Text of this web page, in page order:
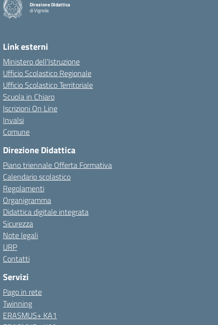
Direzione Didattica
di Vignola
Link esterni
Ministero dell'Istruzione
Ufficio Scolastico Regionale
Ufficio Scolastico Territoriale
Scuola in Chiaro
Iscrizioni On Line
Invalsi
Comune
Direzione Didattica
Piano triennale Offerta Formativa
Calendario scolastico
Regolamenti
Organigramma
Didattica digitale integrata
Sicurezza
Note legali
URP
Contatti
Servizi
Pago in rete
Twinning
ERASMUS+ KA1